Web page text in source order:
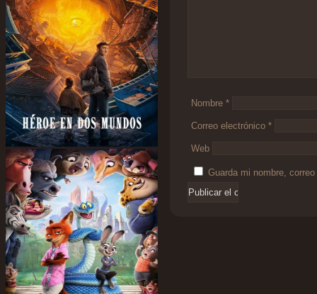
Nombre *
Correo electrónico *
Web
Guarda mi nombre,